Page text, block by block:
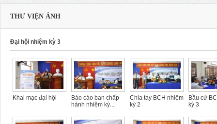
THƯ VIỆN ẢNH
Đại hội nhiệm kỳ 3
Khai mạc đại hội
Báo cáo ban chấp
hành nhiệm kỳ...
Chia tay BCH nhiệm
kỳ 2
Bầu cử
kỳ 3